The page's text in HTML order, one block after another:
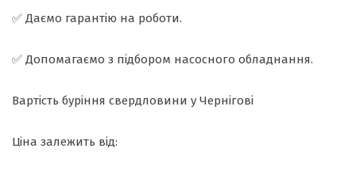
✅ Даємо гарантію на роботи.
✅ Допомагаємо з підбором насосного обладнання.
Вартість буріння свердловини у Чернігові
Ціна залежить від: